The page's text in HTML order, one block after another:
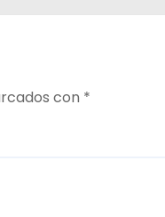
con *